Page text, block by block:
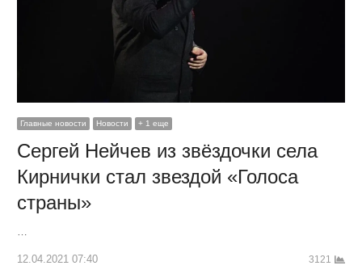
Главные новости Новости + 1 еще
Сергей Нейчев из звёздочки села
Кирнички стал звездой «Голоса
страны»
…
12.04.2021 07:40 3121